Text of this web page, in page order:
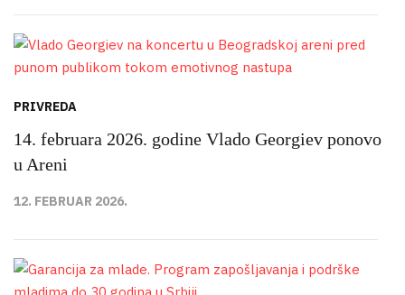
PRIVREDA
14. februara 2026. godine Vlado Georgiev ponovo
u Areni
12. FEBRUAR 2026.